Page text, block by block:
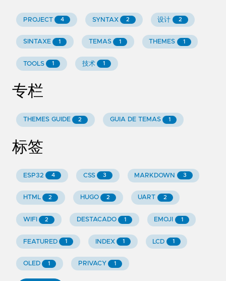
PROJECT 4 SYNTAX 2 设计 2
SINTAXE 1 TEMAS 1 THEMES 1
TOOLS 1 技术 1
专栏
THEMES GUIDE 2 GUIA DE TEMAS 1
标签
ESP32 4 CSS 3 MARKDOWN 3
HTML 2 HUGO 2 UART 2
WIFI 2 DESTACADO 1 EMOJI 1
FEATURED 1 INDEX 1 LCD 1
OLED 1 PRIVACY 1